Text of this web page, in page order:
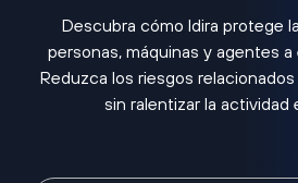
Descubra cómo Idira protege
personas, máquinas y agentes a
Reduzca los riesgos
sin ralentizar la actividad